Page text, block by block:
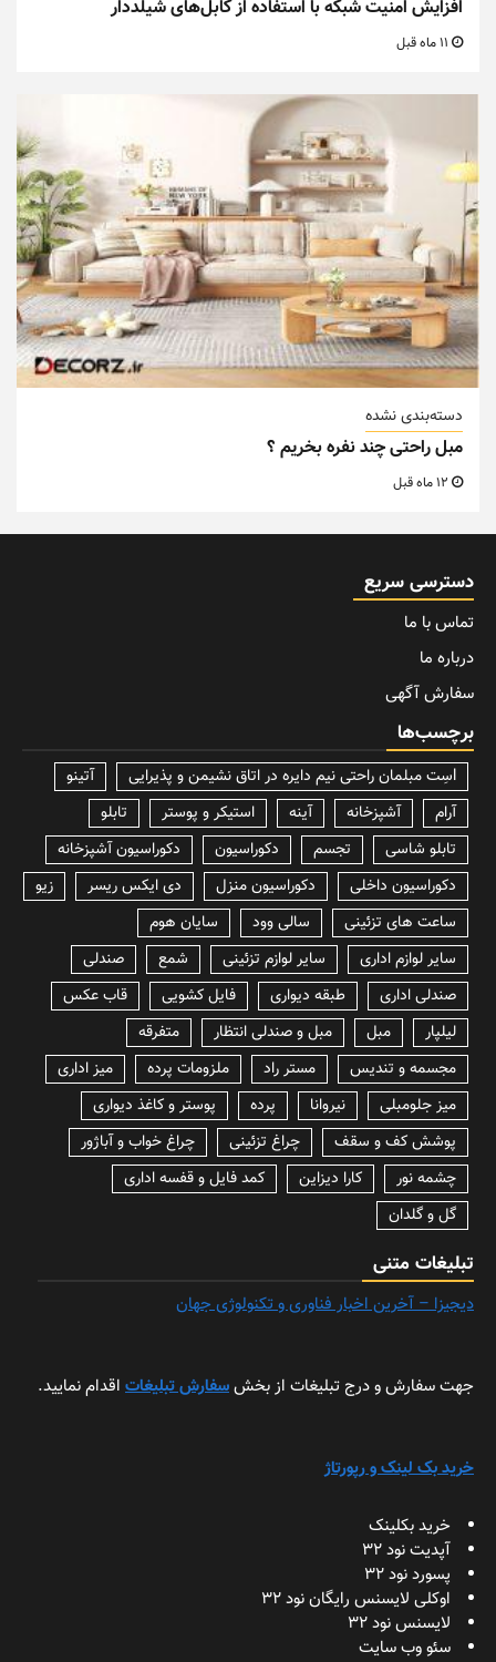
افزایش امنیت شبکه با استفاده از کابل‌های شیلددار
دسته‌بندی نشده
مبل راحتی چند نفره بخریم ؟
دسترسی سریع
تماس با ما
درباره ما
سفارش آگهی
برچسب‌ها
lسِت مبلمان راحتی نیم دایره در اتاق نشیمن و پذیرایی
آتینو
آرام
آشپزخانه آینه استیکر و پوستر
تابلو
تابلو شاسی
تجسم دکوراسیون
دکوراسیون آشپزخانه
دکوراسیون داخلی
دکوراسیون منزل دی ایکس ریسر
زیو
ساعت های تزئینی
سالی وود
سایان هوم
سایر لوازم اداری
سایر لوازم تزئینی شمع
صندلی
صندلی اداری
طبقه دیواری فایل کشویی
قاب عکس
لیلپار
مبل مبل و صندلی انتظار
متفرقه
مجسمه و تندیس
مستر راد ملزومات پرده
میز اداری
میز جلومبلی
نیروانا پرده
پوستر و کاغذ دیواری
پوشش کف و سقف
چراغ تزئینی
چراغ خواب و آباژور
چشمه نور
کارا دیزاین
کمد فایل و قفسه اداری
گل و گلدان
تبلیغات متنی
دیجیزا – آخرین اخبار فناوری و تکنولوژی جهان
جهت سفارش و درج تبلیغات از بخشسفارش تبلیغات اقدام نمایید.
خرید بک لینک و رپورتاژ
خرید بکلینک
آپدیت نود 32
پسورد نود 32
اوکلی لایسنس رایگان نود 32
لایسنس نود 32
سئو وب سایت